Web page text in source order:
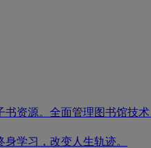
资源。全面管理图书馆技术
学习，改变人生轨迹。